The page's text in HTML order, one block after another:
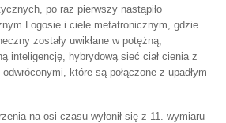
po raz pierwszy nastąpiło
Logosie i ciele metatronicznym, gdzie
zostały uwikłane w potężną,
inteligencję, hybrydową sieć ciał cienia z
które są połączone z upadłym
na osi czasu wyłonił się z 11. wymiaru